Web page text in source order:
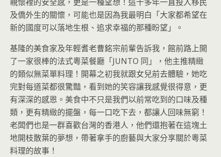
及僑外生的關懷，可能也是因為我最明白「大家都希望在
新的國度可以落地生根、追求幸福的那種盼望」。
基隆的美食家及年輕耆老曹銘宗前輩告訴我，館前路上開
了一家很棒的法式粵菜餐廳「JUNTO 同」，他主推精緻
的類似無菜單料理！開幕之初我就跟女兒前去體驗，她吃
完對每道菜都很驚豔，看到她的笑容讓我感覺很得意，更
有深深的感恩。美食中不只是我們以前常吃到的口味及種
類，更有精緻的擺盤，每一口吃下去，都讓人回味無窮！
老闆們也是一群喜歡台灣的香港人，他們還抱著在這塊土
地開枝散葉的夢想，帶著拿手的廚藝與大家分享關於粵菜
料理的故事！